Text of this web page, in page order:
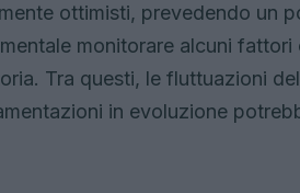
ottimisti, prevedendo un
monitorare alcuni
Tra questi, le fluttuazioni del
in evoluzione